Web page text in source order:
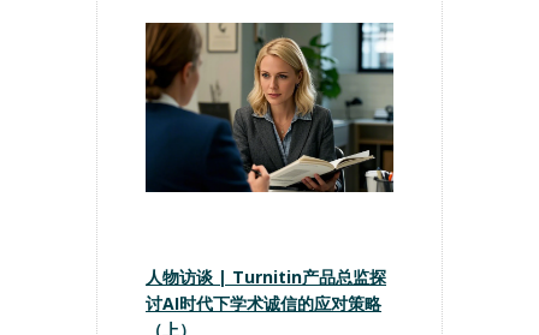
人物访谈 | Turnitin产品总监探
讨AI时代下学术诚信的应对策略
（上）